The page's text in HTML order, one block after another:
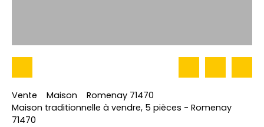
Vente Maison
Romenay 71470
Maison traditionnelle à vendre, 5 pièces - Romenay
71470